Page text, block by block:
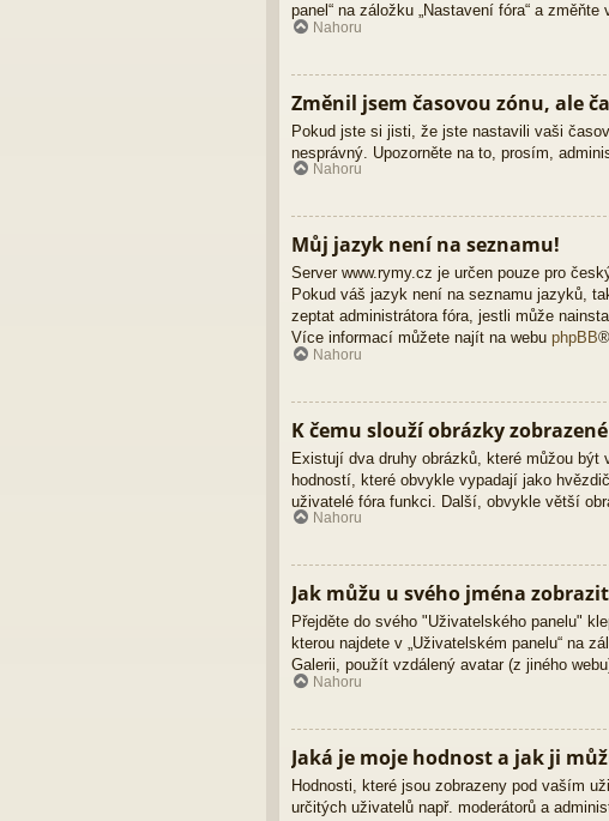
panel“ na záložku „Nastavení fóra“ a
Nahoru
Změnil jsem časovou zónu, ale
Pokud jste si jisti, že jste nastavili vaši
nesprávný. Upozorněte na to, prosím,
Nahoru
Můj jazyk není na seznamu!
Server www.rymy.cz je určen pouze pro
Pokud váš jazyk není na seznamu jazyků,
zeptat administrátora fóra, jestli může
Více informací můžete najít na webu phpBB
Nahoru
K čemu slouží obrázky
Existují dva druhy obrázků, které můžou
hodností, které obvykle vypadají jako
uživatelé fóra funkci. Další, obvykle větší
Nahoru
Jak můžu u svého jména
Přejděte do svého "Uživatelského panelu"
kterou najdete v „Uživatelském panelu“ na
Galerii, použít vzdálený avatar (z jiného
Nahoru
Jaká je moje hodnost a jak ji
Hodnosti, které jsou zobrazeny pod vaším
určitých uživatelů např. moderátorů a